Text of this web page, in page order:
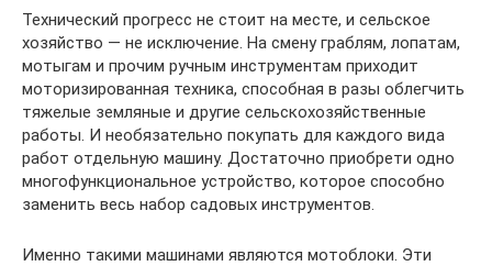
Технический прогресс не стоит на месте, и сельское
хозяйство — не исключение. На смену граблям, лопатам,
мотыгам и прочим ручным инструментам приходит
моторизированная техника, способная в разы облегчить
тяжелые земляные и другие сельскохозяйственные
работы. И необязательно покупать для каждого вида
работ отдельную машину. Достаточно приобрети одно
многофункциональное устройство, которое способно
заменить весь набор садовых инструментов.
Именно такими машинами являются мотоблоки. Эти